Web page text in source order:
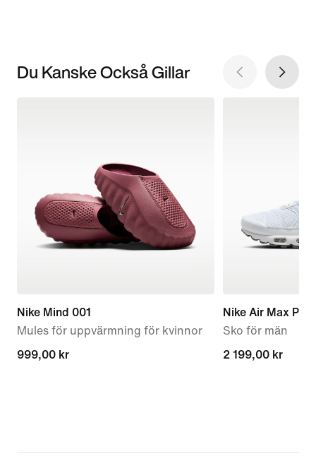
Du Kanske Också Gillar
Nike Mind 001
Mules för uppvärmning för kvinnor
999,00 kr
999,00 kr
Nike Air Max Plus
Sko för män
2 199,00 kr
2 199,00 kr